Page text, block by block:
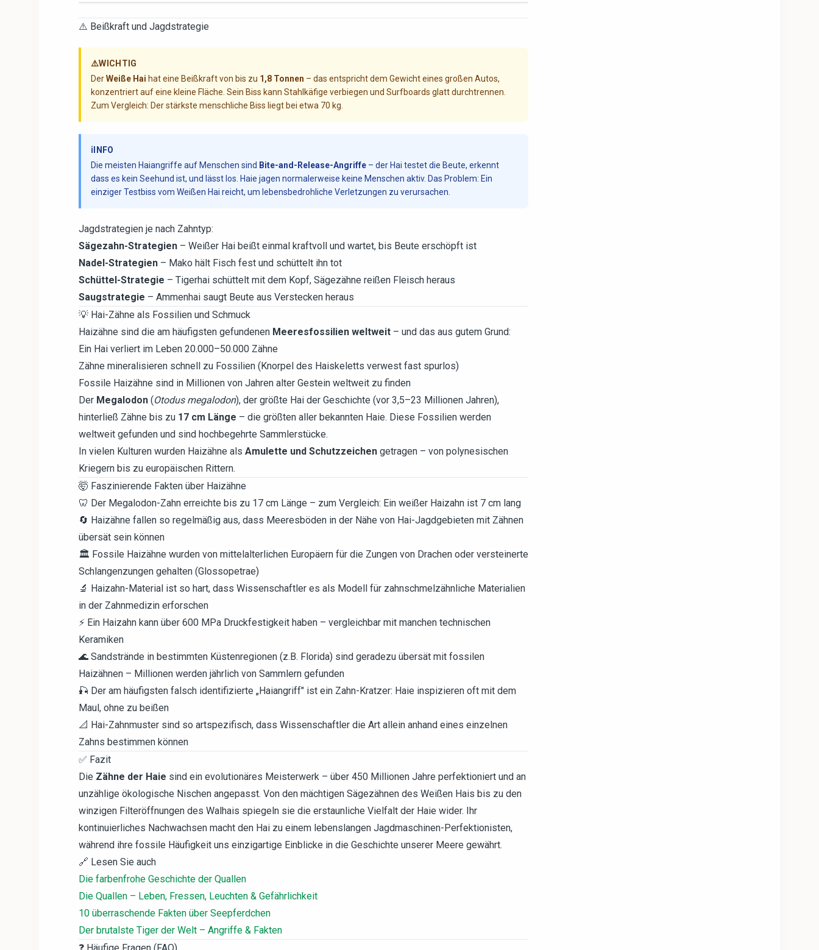
⚠️ Beißkraft und Jagdstrategie
⚠️WICHTIG
DerWeiße Hai hat eine Beißkraft von bis zu 1,8 Tonnen – das entspricht dem Gewicht eines großen Autos,
konzentriert auf eine kleine Fläche. Sein Biss kann Stahlkäfige verbiegen und Surfboards glatt durchtrennen.
Zum Vergleich: Der stärkste menschliche Biss liegt bei etwa 70 kg.
ℹ️ INFO
Die meisten Haiangriffe auf Menschen sind Bite-and-Release-Angriffe – der Hai testet die Beute, erkennt
dass es kein Seehund ist, und lässt los. Haie jagen normalerweise keine Menschen aktiv. Das Problem: Ein
einziger Testbiss vom Weißen Hai reicht, um lebensbedrohliche Verletzungen zu verursachen.
Jagdstrategien je nach Zahntyp:
Sägezahn-Strategien – Weißer Hai beißt einmal kraftvoll und wartet, bis Beute erschöpft ist
Nadel-Strategien – Mako hält Fisch fest und schüttelt ihn tot
Schüttel-Strategie – Tigerhai schüttelt mit dem Kopf, Sägezähne reißen Fleisch heraus
Saugstrategie – Ammenhai saugt Beute aus Verstecken heraus
💡 Hai-Zähne als Fossilien und Schmuck
Haizähne sind die am häufigsten gefundenen Meeresfossilien weltweit – und das aus gutem Grund:
Ein Hai verliert im Leben 20.000–50.000 Zähne
Zähne mineralisieren schnell zu Fossilien (Knorpel des Haiskeletts verwest fast spurlos)
Fossile Haizähne sind in Millionen von Jahren alter Gestein weltweit zu finden
Der Megalodon (Otodus megalodon), der größte Hai der Geschichte (vor 3,5–23 Millionen Jahren),
hinterließ Zähne bis zu 17 cm Länge – die größten aller bekannten Haie. Diese Fossilien werden
weltweit gefunden und sind hochbegehrte Sammlerstücke.
In vielen Kulturen wurden Haizähne als Amulette und Schutzzeichen getragen – von polynesischen
Kriegern bis zu europäischen Rittern.
🤯 Faszinierende Fakten über Haizähne
🦷 Der Megalodon-Zahn erreichte bis zu 17 cm Länge – zum Vergleich: Ein weißer Haizahn ist 7 cm lang
🔄 Haizähne fallen so regelmäßig aus, dass Meeresböden in der Nähe von Hai-Jagdgebieten mit Zähnen
übersät sein können
🏛️ Fossile Haizähne wurden von mittelalterlichen Europäern für die Zungen von Drachen oder versteinerte
Schlangenzungen gehalten (Glossopetrae)
🔬 Haizahn-Material ist so hart, dass Wissenschaftler es als Modell für zahnschmelzähnliche Materialien
in der Zahnmedizin erforschen
⚡ Ein Haizahn kann über 600 MPa Druckfestigkeit haben – vergleichbar mit manchen technischen
Keramiken
🌊 Sandstrände in bestimmten Küstenregionen (z.B. Florida) sind geradezu übersät mit fossilen
Haizähnen – Millionen werden jährlich von Sammlern gefunden
🎣 Der am häufigsten falsch identifizierte „Haiangriff" ist ein Zahn-Kratzer: Haie inspizieren oft mit dem
Maul, ohne zu beißen
📐 Hai-Zahnmuster sind so artspezifisch, dass Wissenschaftler die Art allein anhand eines einzelnen
Zahns bestimmen können
✅ Fazit
Die Zähne der Haie sind ein evolutionäres Meisterwerk – über 450 Millionen Jahre perfektioniert und an
unzählige ökologische Nischen angepasst. Von den mächtigen Sägezähnen des Weißen Hais bis zu den
winzigen Filteröffnungen des Walhais spiegeln sie die erstaunliche Vielfalt der Haie wider. Ihr
kontinuierliches Nachwachsen macht den Hai zu einem lebenslangen Jagdmaschinen-Perfektionisten,
während ihre fossile Häufigkeit uns einzigartige Einblicke in die Geschichte unserer Meere gewährt.
🔗 Lesen Sie auch
Die farbenfrohe Geschichte der Quallen
Die Quallen – Leben, Fressen, Leuchten & Gefährlichkeit
10 überraschende Fakten über Seepferdchen
Der brutalste Tiger der Welt – Angriffe & Fakten